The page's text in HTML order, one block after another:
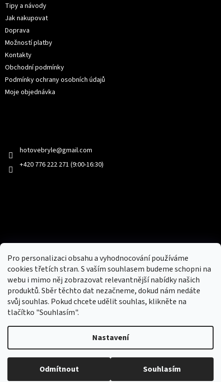
Pro personalizaci obsahu a vyhodnocování používáme
cookies třetích stran. S vaším souhlasem budeme schopni na
webu i mimo něj zobrazovat relevantnější nabídky našich
produktů. Sběr těchto dat nezačneme, dokud nám nedáte
svůj souhlas. Pokud chcete udělit souhlas, klikněte na
tlačítko "Souhlasím".
Nastavení
Odmítnout Souhlasím
Tipy a návody
Jak nakupovat
Doprava
Možností platby
Kontakty
Obchodní podmínky
Podmínky ochrany osobních údajů
Moje objednávka
hotovebryle@gmail.com
+420 776 222 271 (9:00-16:30)
Přijímáme online platby
Nový obchod s batohy, cestovními zavazadly, tašky a peněženky
Shoptet
Copyright 2026hotovebryle.cz
. Všechna práva